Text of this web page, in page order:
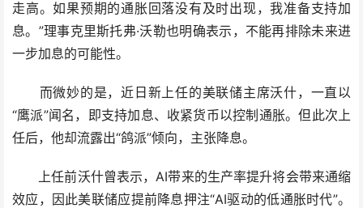
走高。如果预期的通胀回落没有及时出现，我准备支持加
息。”理事克里斯托弗·沃勒也明确表示，不能再排除未来进
一步加息的可能性。
而微妙的是，近日新上任的美联储主席沃什，一直以
“鹰派”闻名，即支持加息、收紧货币以控制通胀。但此次上
任后，他却流露出“鸽派”倾向，主张降息。
上任前沃什曾表示，AI带来的生产率提升将会带来通缩
效应，因此美联储应提前降息押注“AI驱动的低通胀时代”。